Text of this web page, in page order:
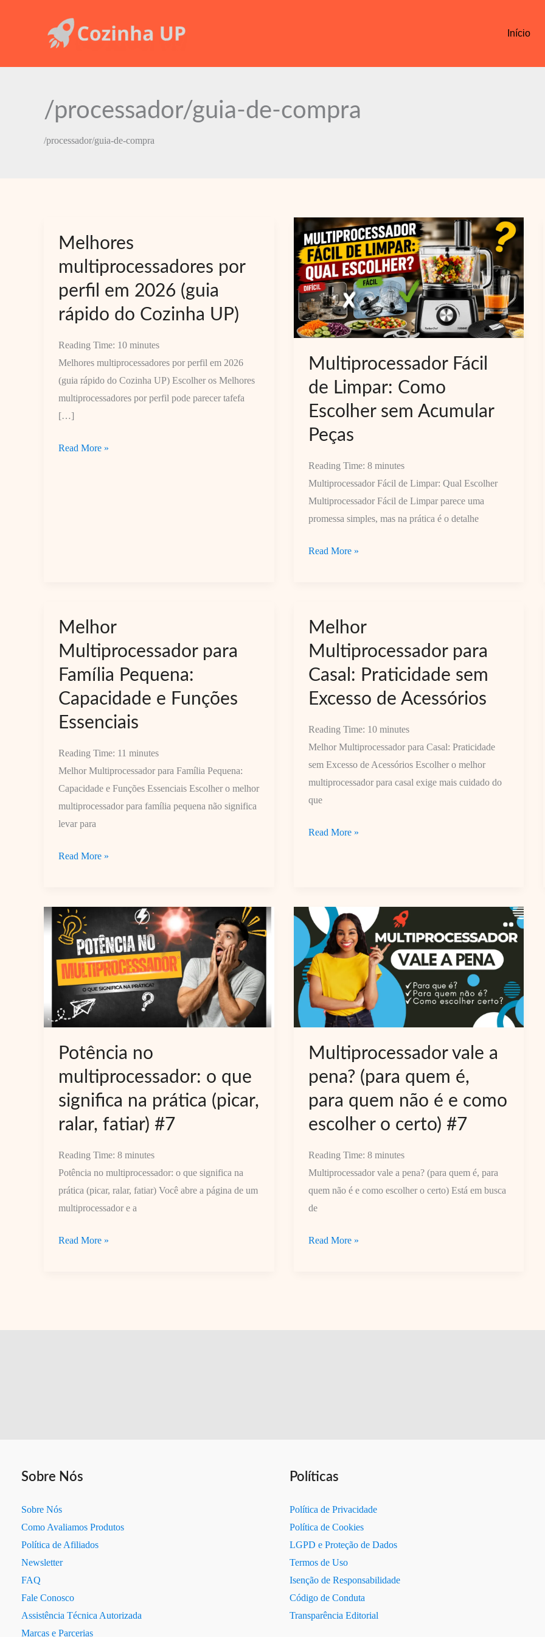
Início
/processador/guia-de-compra
/processador/guia-de-compra
Melhores
multiprocessadores por
perfil em 2026 (guia
rápido do Cozinha UP)
Reading Time: 10 minutes
Melhores multiprocessadores por perfil em 2026
(guia rápido do Cozinha UP) Escolher os Melhores
multiprocessadores por perfil pode parecer tafefa
[…]
Melhores
UP)
Read More »
Multiprocessador Fácil
de Limpar: Como
Escolher sem Acumular
Peças
Reading Time: 8 minutes
Multiprocessador Fácil de Limpar: Qual Escolher
Multiprocessador Fácil de Limpar parece uma
promessa simples, mas na prática é o detalhe
Multiprocessador
Como
sem
Acumular
Peças
Read More »
Melhor
Multiprocessador para
Família Pequena:
Capacidade e Funções
Essenciais
Reading Time: 11 minutes
Melhor Multiprocessador para Família Pequena:
Capacidade e Funções Essenciais Escolher o melhor
multiprocessador para família pequena não significa
levar para
Melhor
Família
Pequena:
Capacidade
e
Funções
Essenciais
Read More »
Melhor
Multiprocessador para
Casal: Praticidade sem
Excesso de Acessórios
Reading Time: 10 minutes
Melhor Multiprocessador para Casal: Praticidade
sem Excesso de Acessórios Escolher o melhor
multiprocessador para casal exige mais cuidado do
que
Melhor
sem
Excesso
de
Acessórios
Read More »
Potência no
multiprocessador: o que
significa na prática (picar,
ralar, fatiar) #7
Reading Time: 8 minutes
Potência no multiprocessador: o que significa na
prática (picar, ralar, fatiar) Você abre a página de um
multiprocessador e a
Potência
significa
Read More »
Multiprocessador vale a
pena? (para quem é,
para quem não é e como
escolher o certo) #7
Reading Time: 8 minutes
Multiprocessador vale a pena? (para quem é, para
quem não é e como escolher o certo) Está em busca
de
Multiprocessador
quem
escolher
certo)
#7
Read More »
Sobre Nós
Sobre Nós
Como Avaliamos Produtos
Política de Afiliados
Newsletter
FAQ
Fale Conosco
Assistência Técnica Autorizada
Marcas e Parcerias
Políticas
Política de Privacidade
Política de Cookies
LGPD e Proteção de Dados
Termos de Uso
Isenção de Responsabilidade
Código de Conduta
Transparência Editorial